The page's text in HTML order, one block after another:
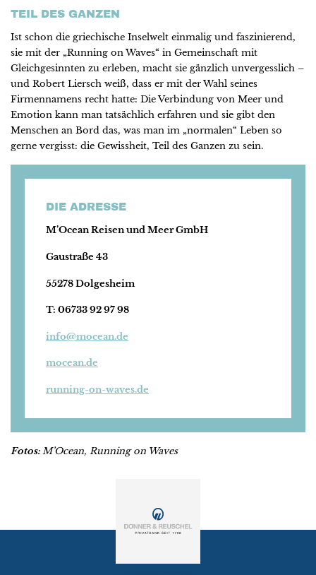
TEIL DES GANZEN
Ist schon die griechische Inselwelt einmalig und faszinierend,
sie mit der „Running on Waves“ in Gemeinschaft mit
Gleichgesinnten zu erleben, macht sie gänzlich unvergesslich –
und Robert Liersch weiß, dass er mit der Wahl seines
Firmennamens recht hatte: Die Verbindung von Meer und
Emotion kann man tatsächlich erfahren und sie gibt den
Menschen an Bord das, was man im „normalen“ Leben so
gerne vergisst: die Gewissheit, Teil des Ganzen zu sein.
DIE ADRESSE
M’Ocean Reisen und Meer GmbH
Gaustraße 43
55278 Dolgesheim
T: 06733 92 97 98
info@mocean.de
mocean.de
running-on-waves.de
Fotos:M’Ocean, Running on Waves